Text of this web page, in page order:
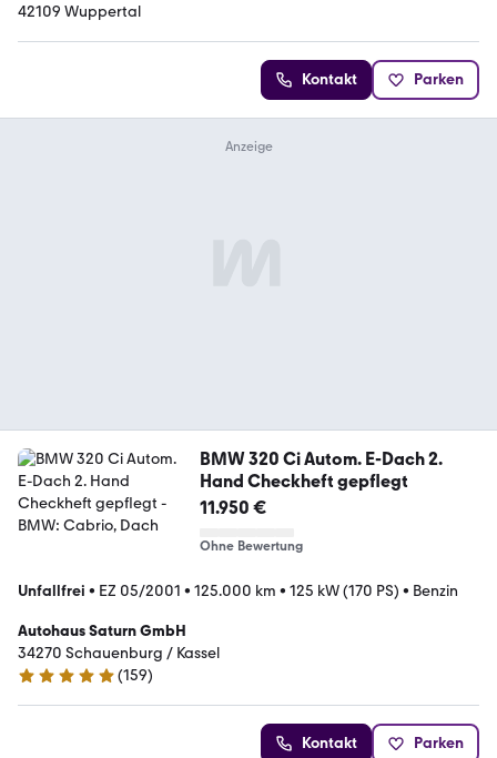
42109 Wuppertal
Kontakt Parken
BMW 320 Ci Autom. E-Dach 2.
Hand Checkheft gepflegt
11.950 €
Ohne Bewertung
Unfallfrei • EZ 05/2001 • 125.000 km • 125 kW (170 PS) • Benzin
Autohaus Saturn GmbH
34270 Schauenburg / Kassel
4.9 Sterne
(159)
Kontakt Parken